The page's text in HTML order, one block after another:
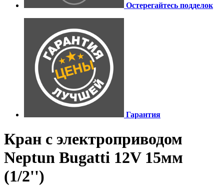
Остерегайтесь подделок
Гарантия
Кран с электроприводом
Neptun Bugatti 12V 15мм
(1/2'')